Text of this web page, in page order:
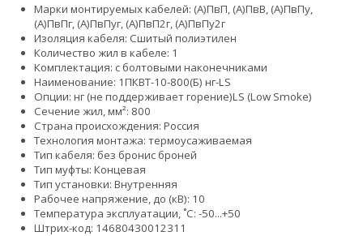
Марки монтируемых кабелей: (А)ПвП, (А)ПвВ, (А)ПвПу,
(А)ПвПг, (А)ПвПуг, (А)ПвП2г, (А)ПвПу2г
Изоляция кабеля: Сшитый полиэтилен
Количество жил в кабеле: 1
Комплектация: с болтовыми наконечниками
Наименование: 1ПКВТ-10-800(Б) нг-LS
Опции: нг (не поддерживает горение)LS (Low Smoke)
Сечение жил, мм²: 800
Страна происхождения: Россия
Технология монтажа: термоусаживаемая
Тип кабеля: без бронис броней
Тип муфты: Концевая
Тип установки: Внутренняя
Рабочее напряжение, до (кВ): 10
Температура эксплуатации, ˚С: -50...+50
Штрих-код: 14680430012311